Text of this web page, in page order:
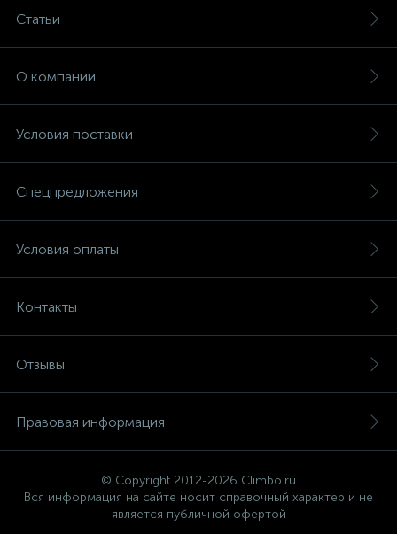
Статьи
О компании
Условия поставки
Спецпредложения
Условия оплаты
Контакты
Отзывы
Правовая информация
© Copyright 2012-2026 Climbo.ru
Вся информация на сайте носит справочный характер и не
является публичной офертой